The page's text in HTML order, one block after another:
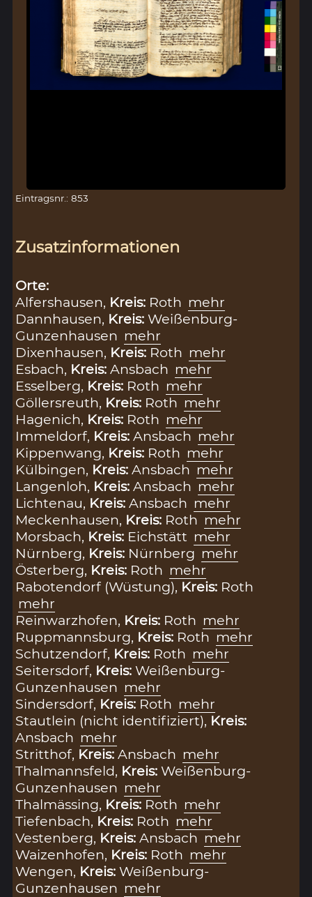
Eintragsnr.: 853
Zusatzinformationen
Orte:
Alfershausen, Kreis: Roth mehr
Dannhausen, Kreis:Weißenburg-
Gunzenhausen mehr
Dixenhausen, Kreis: Roth mehr
Esbach, Kreis:Ansbach mehr
Esselberg, Kreis: Roth mehr
Göllersreuth, Kreis: Roth mehr
Hagenich, Kreis: Roth mehr
Immeldorf, Kreis:Ansbach mehr
Kippenwang, Kreis: Roth mehr
Külbingen, Kreis:Ansbach mehr
Langenloh, Kreis:Ansbach mehr
Lichtenau, Kreis:Ansbach mehr
Meckenhausen, Kreis: Roth mehr
Morsbach, Kreis: Eichstätt mehr
Nürnberg, Kreis: Nürnberg mehr
Österberg, Kreis: Roth mehr
Rabotendorf (Wüstung), Kreis: Roth
mehr
Reinwarzhofen, Kreis: Roth mehr
Ruppmannsburg, Kreis: Roth mehr
Schutzendorf, Kreis: Roth mehr
Seitersdorf, Kreis:Weißenburg-
Gunzenhausen mehr
Sindersdorf, Kreis: Roth mehr
Stautlein (nicht identifiziert), Kreis:
Ansbach mehr
Stritthof, Kreis:Ansbach mehr
Thalmannsfeld, Kreis:Weißenburg-
Gunzenhausen mehr
Thalmässing, Kreis: Roth mehr
Tiefenbach, Kreis: Roth mehr
Vestenberg, Kreis:Ansbach mehr
Waizenhofen, Kreis: Roth mehr
Wengen, Kreis:Weißenburg-
Gunzenhausen mehr